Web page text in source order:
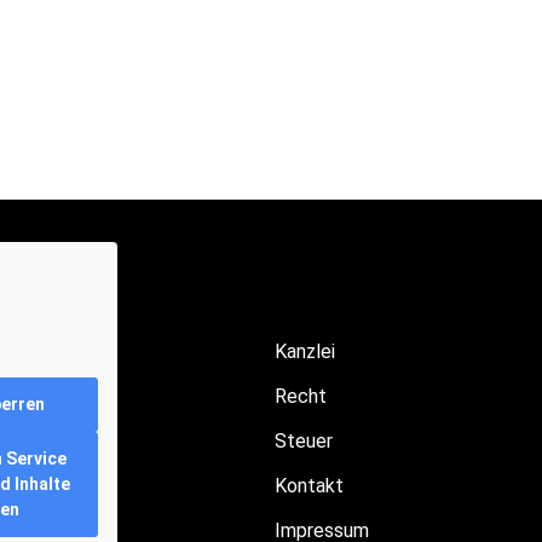
Service
Inhalte
Kanzlei
Recht
Steuer
Kontakt
Impressum